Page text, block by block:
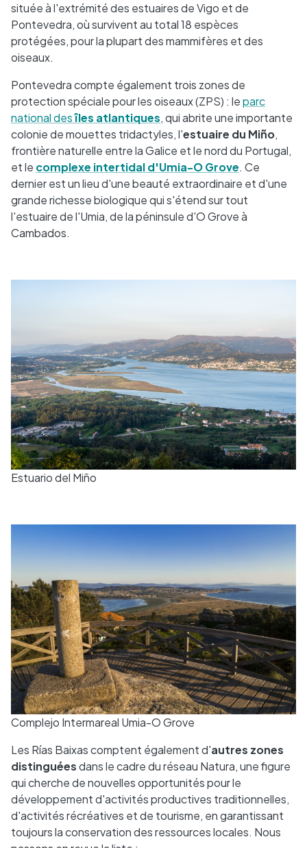
située à l'extrémité des estuaires de Vigo et de
Pontevedra, où survivent au total 18 espèces
protégées, pour la plupart des mammifères et des
oiseaux.
Pontevedra compte également trois zones de
protection spéciale pour les oiseaux (ZPS) : leparc
national desîles atlantiques, qui abrite une importante
colonie de mouettes tridactyles, l'estuaire du Miño,
frontière naturelle entre la Galice et le nord du Portugal,
et le complexe intertidal d'Umia-O Grove. Ce
dernier est un lieu d'une beauté extraordinaire et d'une
grande richesse biologique qui s'étend sur tout
l'estuaire de l'Umia, de la péninsule d'O Grove à
Cambados.
Estuario del Miño
Complejo Intermareal Umia-O Grove
Les Rías Baixas comptent également d'autres zones
distinguéesdans le cadre du réseau Natura, une figure
qui cherche de nouvelles opportunités pour le
développement d'activités productives traditionnelles,
d'activités récréatives et de tourisme, en garantissant
toujours la conservation des ressources locales. Nous